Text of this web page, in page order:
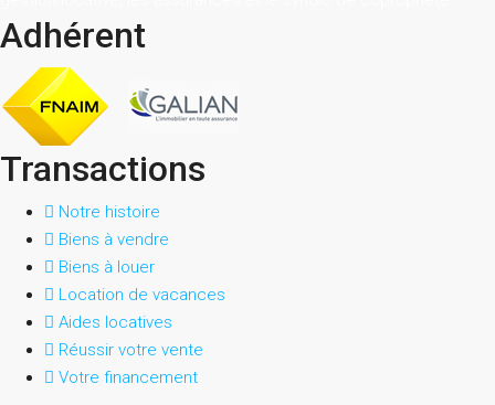
Adhérent
Transactions
Notre histoire
Biens à vendre
Biens à louer
Location de vacances
Aides locatives
Réussir votre vente
Votre financement